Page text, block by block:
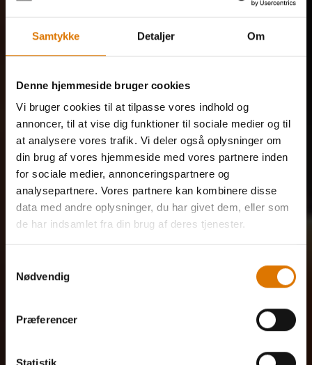
Samtykke Detaljer Om
Denne hjemmeside bruger cookies
Vi bruger cookies til at tilpasse vores indhold og
annoncer, til at vise dig funktioner til sociale medier og til
at analysere vores trafik. Vi deler også oplysninger om
din brug af vores hjemmeside med vores partnere inden
for sociale medier, annonceringspartnere og
analysepartnere. Vores partnere kan kombinere disse
data med andre oplysninger, du har givet dem, eller som
de har indsamlet fra din brug af deres tjenester.
Nødvendig
Præferencer
Statistik